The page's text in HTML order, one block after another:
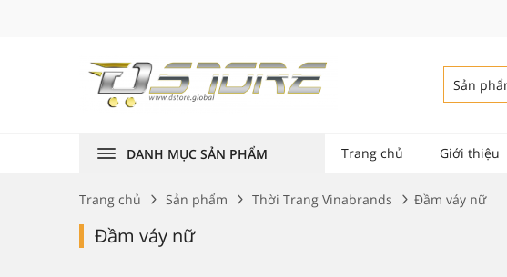
Trang chủ Giới thiệu
DANH MỤC SẢN PHẨM
Trang chủ Sản phẩm Thời Trang Vinabrands Đầm váy nữ
Đầm váy nữ